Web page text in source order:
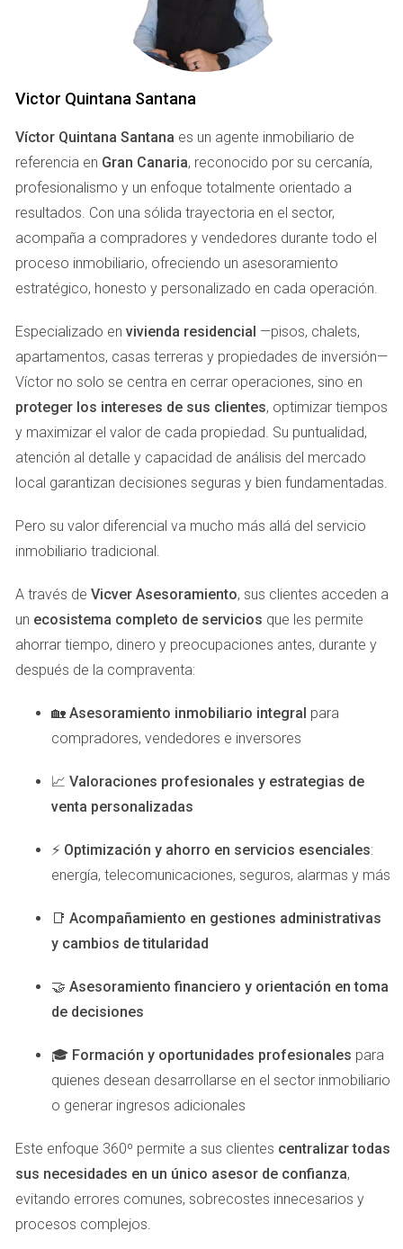
Para atraer la atención de los clientes, es fundamental salir
de la zona de confort y explorar nuevas formas de
presentar el negocio inmobiliario. Aquí te presentamos
efectivas.
Caso de Éxito 1: Marketing Digital Creativo
Uno de los agentes más exitosos en su área decidió
invertir en marketing digital creativo. En lugar de depender
únicamente de anuncios tradicionales, comenzó a crear
contenido valioso a través de blogs, videos y redes
propiedades que representaba, destacando no solo las
características físicas sino también el estilo de vida que
ofrecían. Esto atrajo a un público más amplio y generó un
mayor interés en sus listados. > "El marketing digital no solo
vende propiedades; construye conexiones emocionales."
Este agente también utilizó herramientas como Facebook
Ads y Google Ads para dirigir tráfico a su sitio web, donde
los clientes podían encontrar información detallada sobre
cada propiedad. Gracias a esta estrategia creativa, logró
meses.
Caso de Éxito 2: Experiencias Personalizadas
Otro agente inmobiliario decidió centrarse en ofrecer
realizar visitas estándar a las propiedades, organizó
eventos exclusivos donde los posibles compradores
una decisión. Esto incluía cenas privadas en las casas que
estaban a la venta, donde los asistentes podían imaginarse
viviendo allí. > "Las experiencias personalizadas crean
recuerdos duraderos y conexiones significativas." Esta
más atractivas, sino que también ayudó al agente a
construir relaciones sólidas con sus clientes. Como
más rápidamente.
Finalmente, un agente adoptó tecnología avanzada para
mejorar su presentación y servicio al cliente. Implementó
recorridos virtuales en 3D para sus propiedades,
permitiendo a los compradores explorar cada rincón
desde la comodidad de sus hogares. Además, utilizó
drones para capturar imágenes aéreas impresionantes que
mostraban no solo las propiedades sino también el
Victor Quintana Santana
Víctor Quintana Santana es un agente inmobiliario de
referencia en Gran Canaria, reconocido por su cercanía,
profesionalismo y un enfoque totalmente orientado a
resultados. Con una sólida trayectoria en el sector,
acompaña a compradores y vendedores durante todo el
proceso inmobiliario, ofreciendo un asesoramiento
estratégico, honesto y personalizado en cada operación.
Especializado en vivienda residencial —pisos, chalets,
apartamentos, casas terreras y propiedades de inversión—
Víctor no solo se centra en cerrar operaciones, sino en
proteger los intereses de sus clientes, optimizar tiempos
y maximizar el valor de cada propiedad. Su puntualidad,
atención al detalle y capacidad de análisis del mercado
local garantizan decisiones seguras y bien fundamentadas.
Pero su valor diferencial va mucho más allá del servicio
inmobiliario tradicional.
A través de Vicver Asesoramiento, sus clientes acceden a
un ecosistema completo de servicios que les permite
ahorrar tiempo, dinero y preocupaciones antes, durante y
después de la compraventa:
🏡 Asesoramiento inmobiliario integral para
compradores, vendedores e inversores
📈 Valoraciones profesionales y estrategias de
venta personalizadas
⚡ Optimización y ahorro en servicios esenciales:
energía, telecomunicaciones, seguros, alarmas y más
📑 Acompañamiento en gestiones administrativas
y cambios de titularidad
🤝 Asesoramiento financiero y orientación en toma
de decisiones
🎓 Formación y oportunidades profesionales para
quienes desean desarrollarse en el sector inmobiliario
o generar ingresos adicionales
Este enfoque 360º permite a sus clientes centralizar todas
sus necesidades en un único asesor de confianza,
evitando errores comunes, sobrecostes innecesarios y
procesos complejos.